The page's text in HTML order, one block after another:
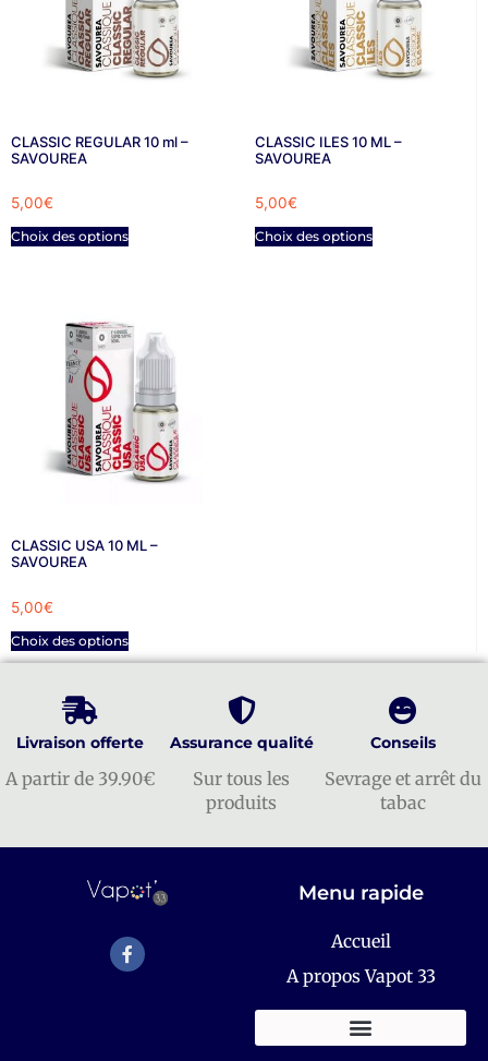
CLASSIC REGULAR 10 ml –
SAVOUREA
5,00€
Choix des options
CLASSIC ILES 10 ML –
SAVOUREA
5,00€
Choix des options
CLASSIC USA 10 ML –
SAVOUREA
5,00€
Choix des options
Livraison offerte
A partir de 39.90€
Assurance qualité
Sur tous les
produits
Conseils
Sevrage et arrêt du
tabac
Menu rapide
Accueil
A propos Vapot 33